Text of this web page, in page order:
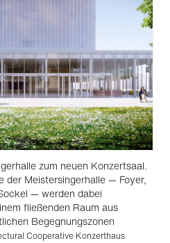
zum neuen Konzertsaal.
der Meistersingerhalle — Foyer,
— werden dabei
fließenden Raum aus
Begegnungszonen
Cooperative Konzerthaus